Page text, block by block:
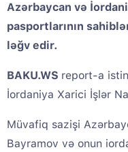
Azərbaycan və
pasportlarının
ləğv edir.
BAKU.WS report-a
İordaniya Xarici İşlər
Müvafiq sazişi
Bayramov və onun